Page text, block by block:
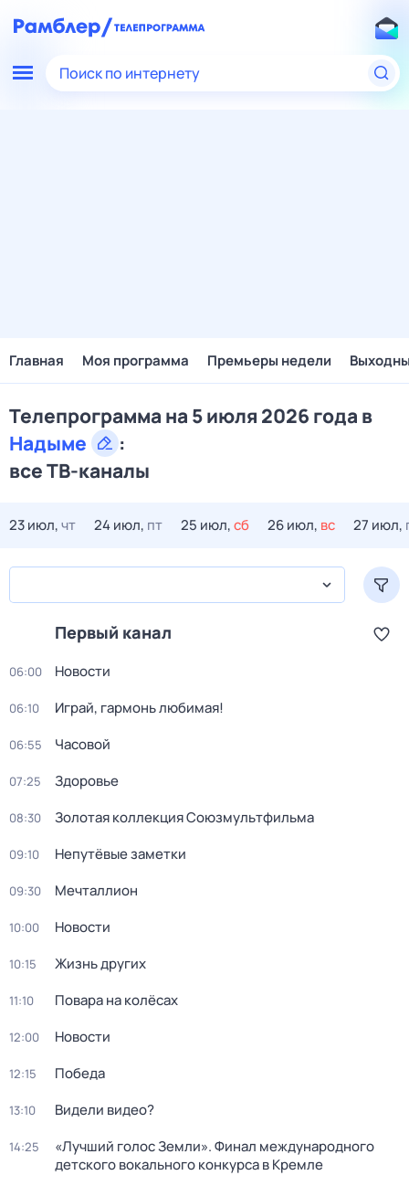
Поиск по интернету
Главная Моя программа Премьеры недели
Телепрограмма на 5 июля 2026 года в
Надыме
:
все ТВ-каналы
23 июл,чт 24 июл, пт 25 июл,сб 26 июл, вс 27 июл,
Первый канал
06:00 Новости
06:10 Играй, гармонь любимая!
06:55 Часовой
07:25 Здоровье
08:30 Золотая коллекция Союзмультфильма
09:10 Непутёвые заметки
09:30 Мечталлион
10:00 Новости
10:15 Жизнь других
11:10 Повара на колёсах
12:00 Новости
12:15 Победа
13:10 Видели видео?
14:25
«Лучший голос Земли». Финал международного
детского вокального конкурса в Кремле